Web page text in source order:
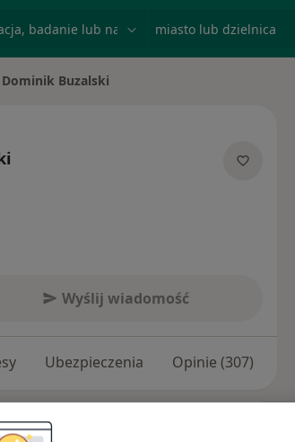
miasto
Dominik Buzalski
Wyślij wiadomość
Ubezpieczenia Opinie (307)